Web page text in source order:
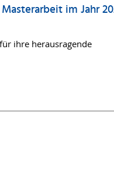
im Jahr
ihre herausragende